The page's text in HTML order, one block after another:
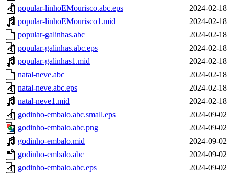
popular-linhoEMourisco.abc.eps
2024-02-18
popular-linhoEMourisco1.mid
2024-02-18
popular-galinhas.abc
2024-02-18
popular-galinhas.abc.eps
2024-02-18
popular-galinhas1.mid
2024-02-18
natal-neve.abc
2024-02-18
natal-neve.abc.eps
2024-02-18
natal-neve1.mid
2024-02-18
godinho-embalo.abc.small.eps
2024-09-02
godinho-embalo.abc.png
2024-09-02
godinho-embalo.mid
2024-09-02
godinho-embalo.abc
2024-09-02
godinho-embalo.abc.eps
2024-09-02